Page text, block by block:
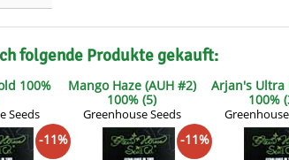
folgende Produkte gekauft:
100%
Seeds
-11%
Mango Haze (AUH #2)
100% (5)
Greenhouse Seeds
-11%
Arjan's Ultra
100%